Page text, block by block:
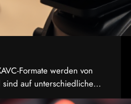
Formate werden von
auf unterschiedliche
auf Qualität, Dateigröße und